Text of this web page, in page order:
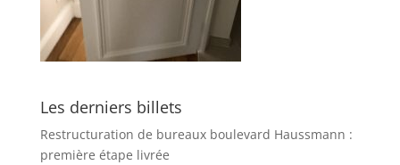
Les derniers billets
Restructuration de bureaux boulevard Haussmann :
première étape livrée